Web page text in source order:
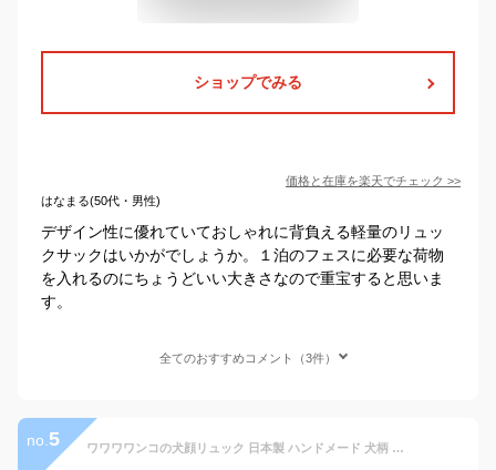
ショップでみる
価格と在庫を楽天でチェック >>
はなまる(50代・男性)
デザイン性に優れていておしゃれに背負える軽量のリュッ
クサックはいかがでしょうか。１泊のフェスに必要な荷物
を入れるのにちょうどいい大きさなので重宝すると思いま
す。
全てのおすすめコメント（3件）
no. 5 ワワワワンコの犬顔リュック 日本製 ハンドメード 犬柄 バッグ フレンチブルドッグ グッズ 雑貨 ナイロンバッグ メンズ レディース 大容量